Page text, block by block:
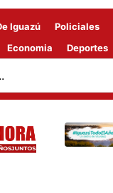
Iguazú Policiales
Economia
Deportes